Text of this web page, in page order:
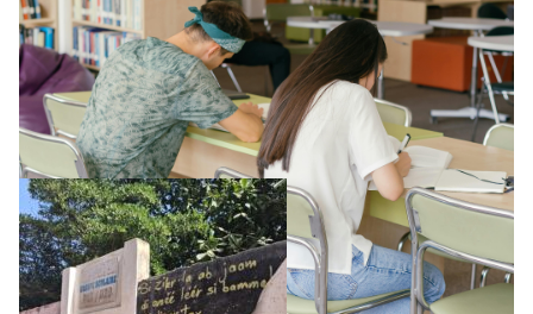
11 juillet 2026-
Le projet de loi sur la régulation de l’enseignement
supérieur privé met en lumière l’amplification d’un système
qui relègue l’acte pédagogique au superfétatoire, voire à…
Lire la suite →